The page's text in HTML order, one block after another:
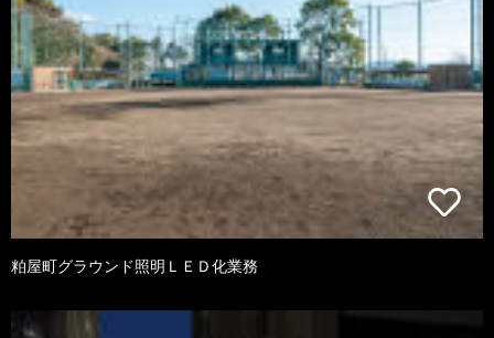
粕屋町グラウンド照明ＬＥＤ化業務